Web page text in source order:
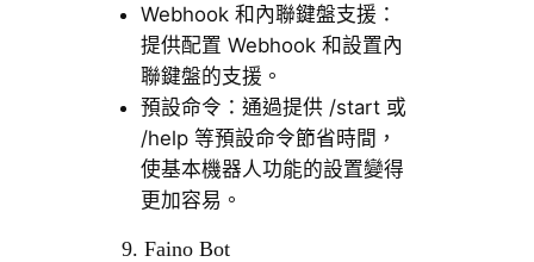
Webhook 和內聯鍵盤支援：
提供配置 Webhook 和設置內
聯鍵盤的支援。
預設命令：通過提供 /start 或
/help 等預設命令節省時間，
使基本機器人功能的設置變得
更加容易。
9. Faino Bot